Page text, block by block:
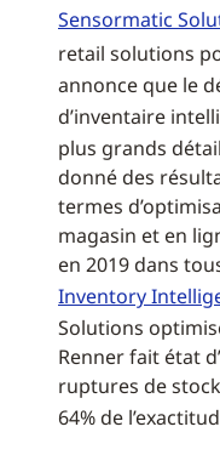
Sensormatic
retail solutions
annonce que le
d’inventaire
plus grands
donné des
termes
magasin et en
en 2019 dans
Inventory
Solutions
Renner fait état
ruptures de
64% de